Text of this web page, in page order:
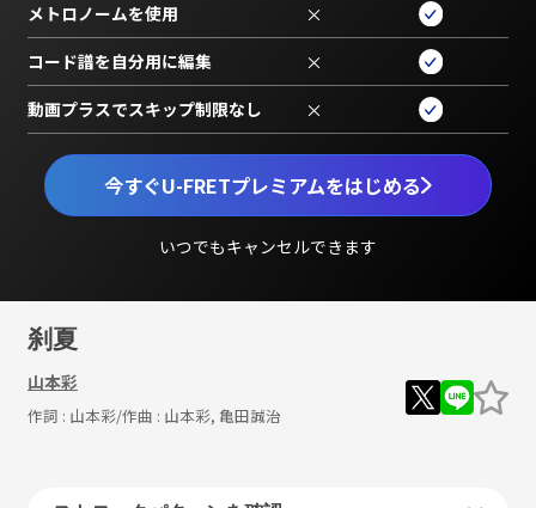
今すぐU-FRETプレミアムをはじめる
いつでもキャンセルできます
メトロノームを使用 ×
コード譜を自分用に編集 ×
動画プラスでスキップ制限なし ×
刹夏
山本彩
作詞 : 山本彩/作曲 : 山本彩, 亀田誠治